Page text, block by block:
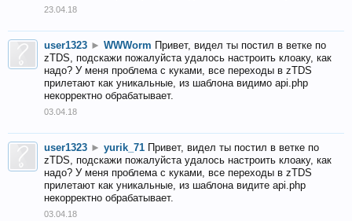
23.04.18
user1323 ► WWWorm Привет, видел ты постил в ветке по
zTDS, подскажи пожалуйста удалось настроить клоаку, как
надо? У меня проблема с куками, все переходы в zTDS
прилетают как уникальные, из шаблона видимо api.php
некорректно обрабатывает.
03.04.18
user1323 ► yurik_71 Привет, видел ты постил в ветке по
zTDS, подскажи пожалуйста удалось настроить клоаку, как
надо? У меня проблема с куками, все переходы в zTDS
прилетают как уникальные, из шаблона видите api.php
некорректно обрабатывает.
03.04.18